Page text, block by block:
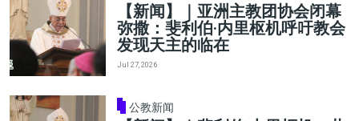
【新闻】｜亚洲主教团协会闭幕
弥撒：斐利伯·内里枢机呼吁教会
发现天主的临在
Jul 27, 2026
公教新闻